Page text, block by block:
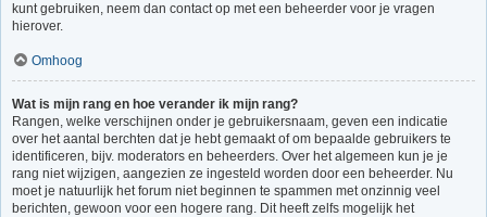
kunt gebruiken, neem dan contact op met een beheerder voor je vragen
hierover.
Omhoog
Wat is mijn rang en hoe verander ik mijn rang?
Rangen, welke verschijnen onder je gebruikersnaam, geven een indicatie
over het aantal berchten dat je hebt gemaakt of om bepaalde gebruikers te
identificeren, bijv. moderators en beheerders. Over het algemeen kun je je
rang niet wijzigen, aangezien ze ingesteld worden door een beheerder. Nu
moet je natuurlijk het forum niet beginnen te spammen met onzinnig veel
berichten, gewoon voor een hogere rang. Dit heeft zelfs mogelijk het